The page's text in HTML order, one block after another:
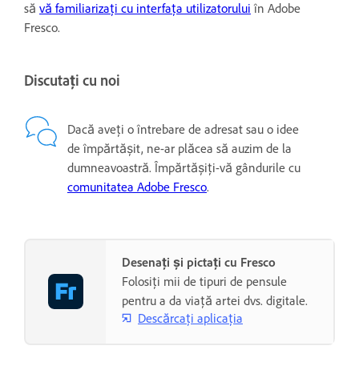
să vă familiarizați cu interfața utilizatorului în Adobe
Fresco.
Discutați cu noi
Dacă aveți o întrebare de adresat sau o idee
de împărtășit, ne-ar plăcea să auzim de la
dumneavoastră. Împărtășiți-vă gândurile cu
comunitatea Adobe Fresco.
Desenați și pictați cu Fresco
Folosiți mii de tipuri de pensule
pentru a da viață artei dvs. digitale.
Descărcați aplicația